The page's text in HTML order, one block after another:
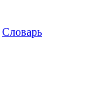
Словарь